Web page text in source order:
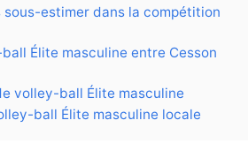
sous-estimer dans la compétition
Élite masculine entre Cesson
volley-ball Élite masculine
ball Élite masculine locale